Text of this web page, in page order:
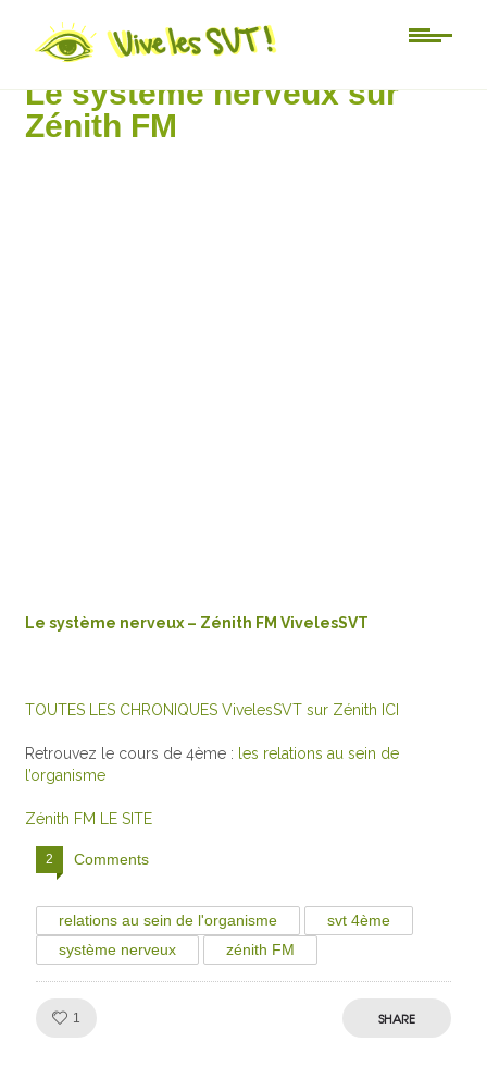
zénith FM
Le système nerveux sur
Zénith FM
Le système nerveux – Zénith FM VivelesSVT
TOUTES LES CHRONIQUES VivelesSVT sur Zénith ICI
Retrouvez le cours de 4ème : les relations au sein de
l’organisme
Zénith FM LE SITE
2 Comments
relations au sein de l'organisme
svt 4ème
système nerveux
zénith FM
1 SHARE